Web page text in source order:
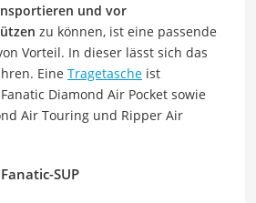
und vor
zu können, ist eine passende
Vorteil. In dieser lässt sich das
Eine Tragetasche ist
Diamond Air Pocket sowie
Air Touring und Ripper Air
SUP